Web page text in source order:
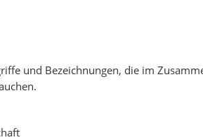
und Bezeichnungen, die im